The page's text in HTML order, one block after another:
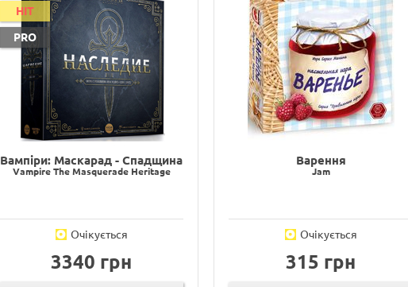
HIT
PRO
Вампіри: Маскарад - Спадщина
Vampire The Masquerade Heritage
Очікується
3340 грн
Варення
Jam
Очікується
315 грн